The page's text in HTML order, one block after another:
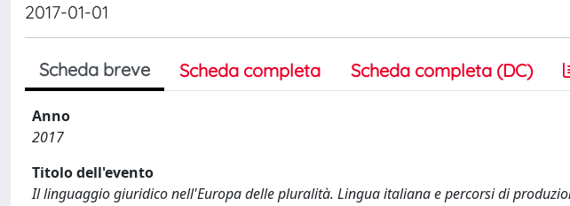
2017-01-01
Scheda breve Scheda completa Scheda completa (DC)
Anno
2017
Titolo dell'evento
Il linguaggio giuridico nell'Europa delle pluralità. Lingua italiana e percorsi di